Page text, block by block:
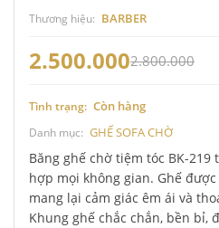
Thương hiệu: BARBER
2.500.0002.800.000
Tình trạng: Còn hàng
Danh mục: GHẾ SOFA CHỜ
Băng ghế chờ tiệm tóc BK-
hợp mọi không gian. Ghế được
mang lại cảm giác êm ái và
Khung ghế chắc chắn, bền bỉ,